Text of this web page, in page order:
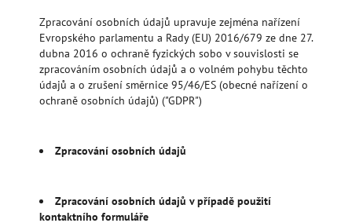
Zpracování osobních údajů upravuje zejména nařízení
Evropského parlamentu a Rady (EU) 2016/679 ze dne 27.
dubna 2016 o ochraně fyzických sobo v souvislosti se
zpracováním osobních údajů a o volném pohybu těchto
údajů a o zrušení směrnice 95/46/ES (obecné nařízení o
ochraně osobních údajů) ("GDPR")
Zpracování osobních údajů
Zpracování osobních údajů v případě použití
kontaktního formuláře